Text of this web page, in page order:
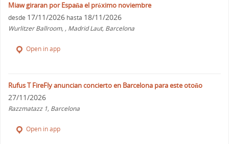
Miaw giraran por España el próximo noviembre
desde 17/11/2026 hasta 18/11/2026
Wurlitzer Ballroom, , Madrid Laut, Barcelona
Open in app
Rufus T FireFly anuncian concierto en Barcelona para este otoño
27/11/2026
Razzmatazz 1, Barcelona
Open in app